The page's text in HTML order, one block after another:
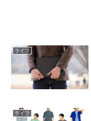
ライフ
ライフ